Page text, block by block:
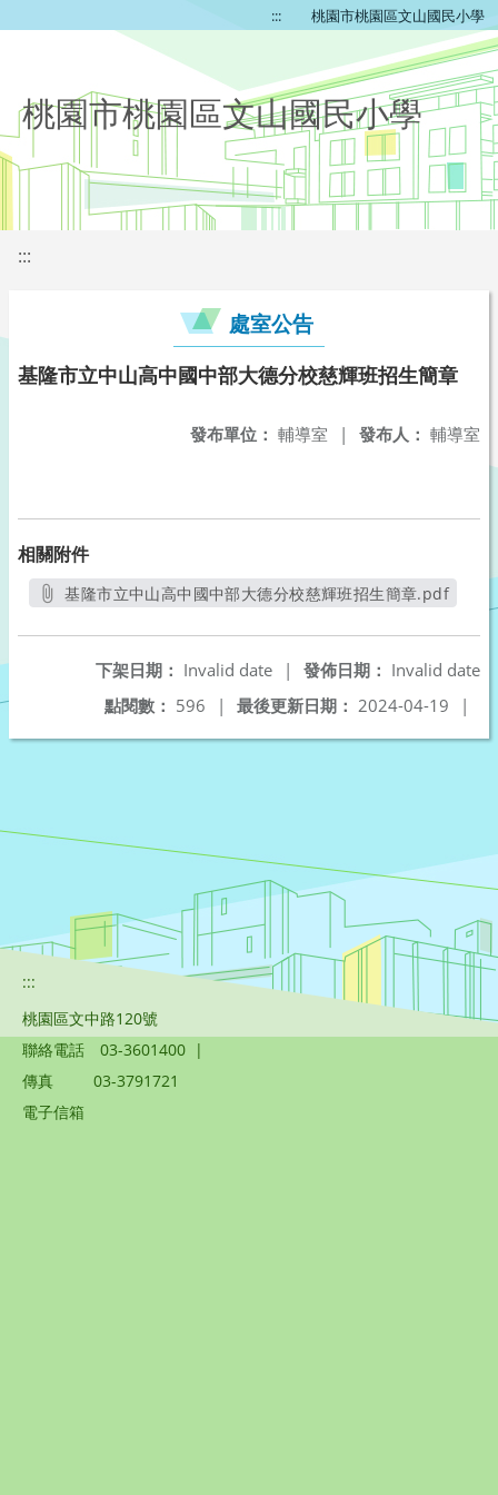
::: 桃園市桃園區文山國民小學
桃園市桃園區文山國民小學
:::
處室公告
基隆市立中山高中國中部大德分校慈輝班招生簡章
發布人： 輔導室
發布單位： 輔導室 |
相關附件
基隆市立中山高中國中部大德分校慈輝班招生簡章.pdf
發佈日期： Invalid date
下架日期： Invalid date
|
最後更新日期： 2024-04-19 |
點閱數： 596 |
:::
桃園區文中路120號
聯絡電話
03-3601400 |
傳真
03-3791721
電子信箱